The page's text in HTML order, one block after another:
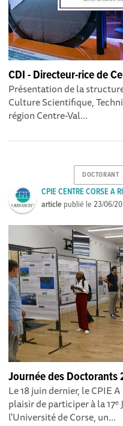
CDI - Directeur-rice de
Présentation de la
Culture Scientifique,
région Centre-Val...
DOCTORANT
CPIE CENTRE CORSE A
article publié le23/06/
Journée des Doctorants
Le 18 juin dernier, le CPIE
plaisir de participer à la
l'Université de Corse, un...